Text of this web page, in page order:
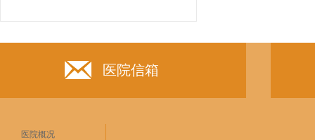
医院信箱
医院概况